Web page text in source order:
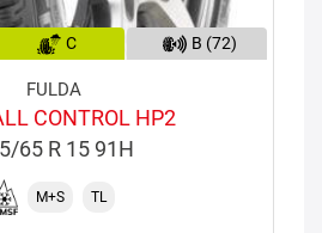
C B (72)
FULDA
CONTROL HP2
65 R 15 91H
M+S TL